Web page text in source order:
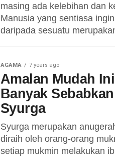
masing ada kelebihan dan
Manusia yang sentiasa
daripada sesuatu
AGAMA 7 years ago
Amalan Mudah
Banyak
Syurga
Syurga merupakan
diraih oleh orang-orang
setiap mukmin melakukan